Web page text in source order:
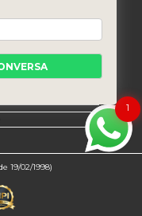
19/02/1998)
1